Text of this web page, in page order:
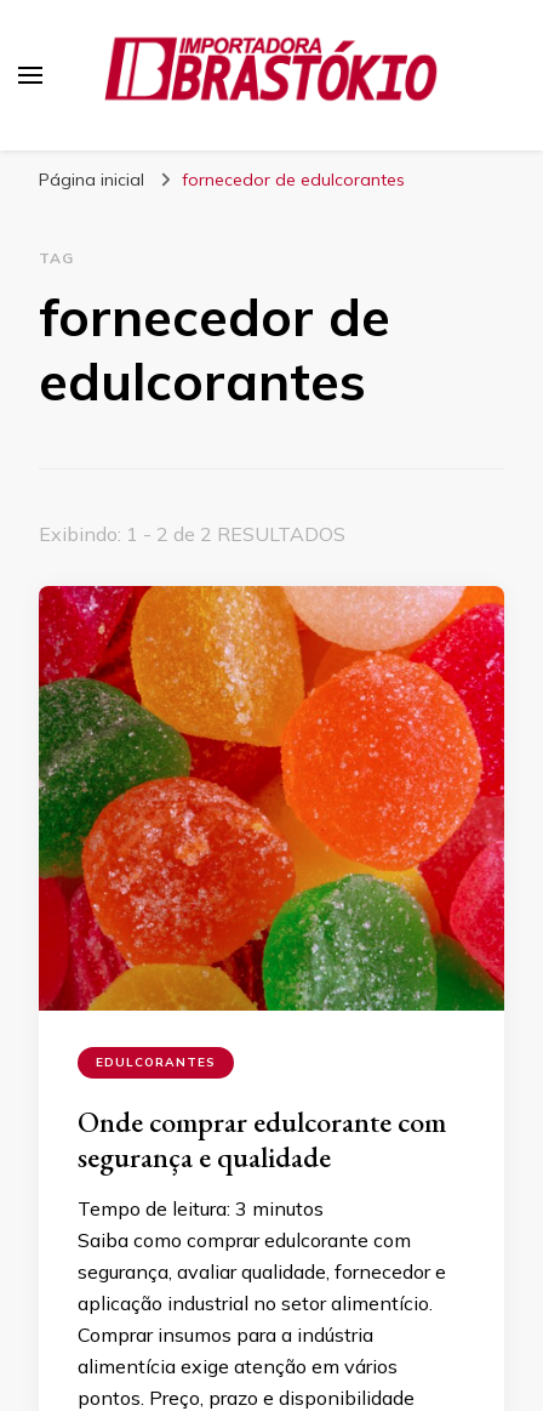
Página inicial fornecedor de edulcorantes
TAG
fornecedor de
edulcorantes
Exibindo: 1 - 2 de 2 RESULTADOS
EDULCORANTES
Onde comprar edulcorante com
segurança e qualidade
Tempo de leitura: 3 minutos
Saiba como comprar edulcorante com
segurança, avaliar qualidade, fornecedor e
aplicação industrial no setor alimentício.
Comprar insumos para a indústria
alimentícia exige atenção em vários
pontos. Preço, prazo e disponibilidade